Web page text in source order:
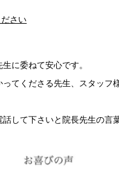
さい
に委ねて安心です。
てくださる先生、スタッフ
して下さいと院長先生の言